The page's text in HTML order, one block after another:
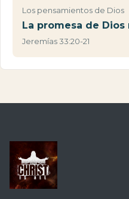
Los pensamientos de Dios
La promesa de
Jeremías 33:20-21